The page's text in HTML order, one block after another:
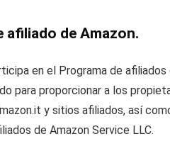
afiliado de Amazon.
en el Programa de
para proporcionar a los
y sitios afiliados, así
de Amazon Service LLC.